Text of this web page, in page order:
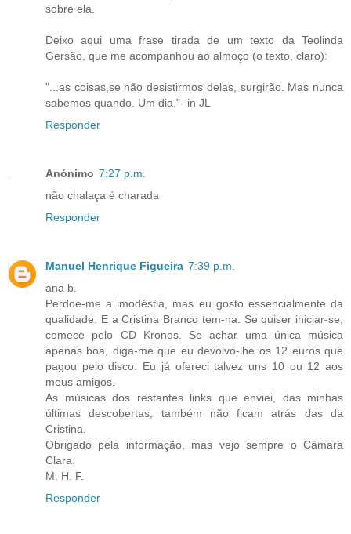
sobre ela.
Deixo aqui uma frase tirada de um texto da Teolinda
Gersão, que me acompanhou ao almoço (o texto, claro):
"...as coisas,se não desistirmos delas, surgirão. Mas nunca
sabemos quando. Um dia."- in JL
Responder
Anónimo 7:27 p.m.
não chalaça é charada
Responder
Manuel Henrique Figueira 7:39 p.m.
ana b.
Perdoe-me a imodéstia, mas eu gosto essencialmente da
qualidade. E a Cristina Branco tem-na. Se quiser iniciar-se,
comece pelo CD Kronos. Se achar uma única música
apenas boa, diga-me que eu devolvo-lhe os 12 euros que
pagou pelo disco. Eu já ofereci talvez uns 10 ou 12 aos
meus amigos.
As músicas dos restantes links que enviei, das minhas
últimas descobertas, também não ficam atrás das da
Cristina.
Obrigado pela informação, mas vejo sempre o Câmara
Clara.
M. H. F.
Responder